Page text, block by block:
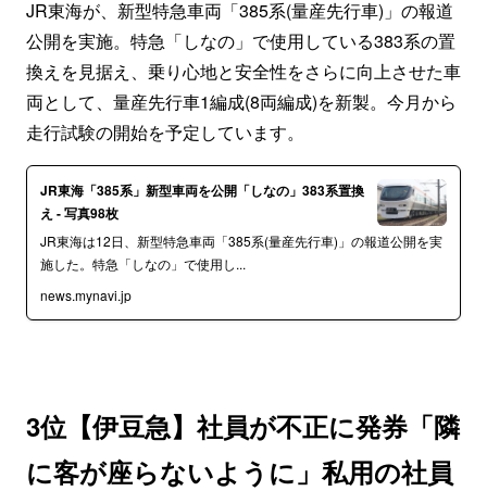
JR東海が、新型特急車両「385系(量産先行車)」の報道
公開を実施。特急「しなの」で使用している383系の置
換えを見据え、乗り心地と安全性をさらに向上させた車
両として、量産先行車1編成(8両編成)を新製。今月から
走行試験の開始を予定しています。
JR東海「385系」新型車両を公開「しなの」383系置換
え - 写真98枚
JR東海は12日、新型特急車両「385系(量産先行車)」の報道公開を実
施した。特急「しなの」で使用し...
news.mynavi.jp
3位【伊豆急】社員が不正に発券「隣
に客が座らないように」私用の社員